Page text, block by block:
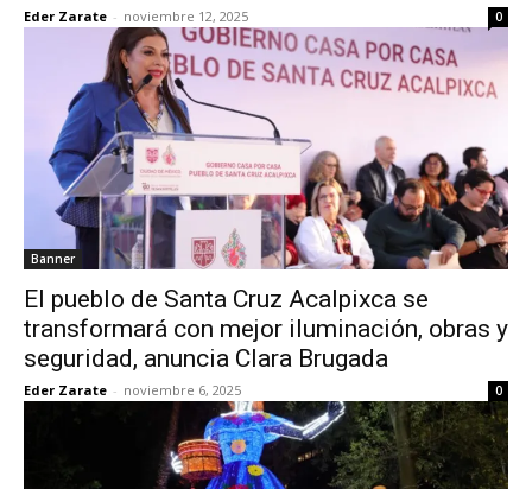
Eder Zarate - noviembre 12, 2025 0
Banner
El pueblo de Santa Cruz Acalpixca se
transformará con mejor iluminación, obras y
seguridad, anuncia Clara Brugada
Eder Zarate - noviembre 6, 2025 0